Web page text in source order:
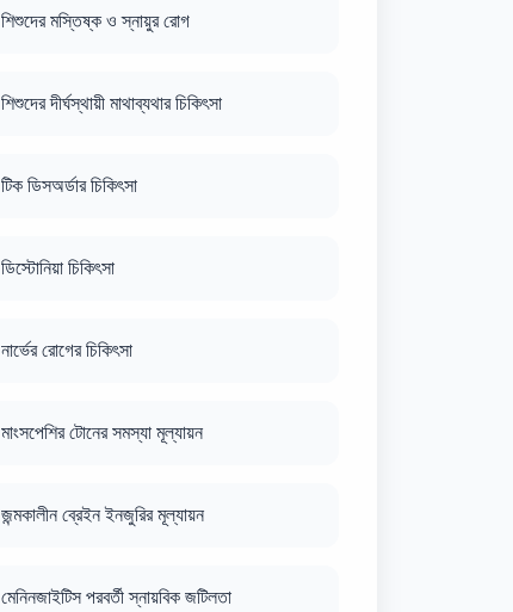
শিশুদের মস্তিষ্ক ও স্নায়ুর রোগ
শিশুদের দীর্ঘস্থায়ী মাথাব্যথার চিকিৎসা
টিক ডিসঅর্ডার চিকিৎসা
ডিস্টোনিয়া চিকিৎসা
নার্ভের রোগের চিকিৎসা
মাংসপেশির টোনের সমস্যা মূল্যায়ন
জন্মকালীন ব্রেইন ইনজুরির মূল্যায়ন
মেনিনজাইটিস পরবর্তী স্নায়বিক জটিলতা